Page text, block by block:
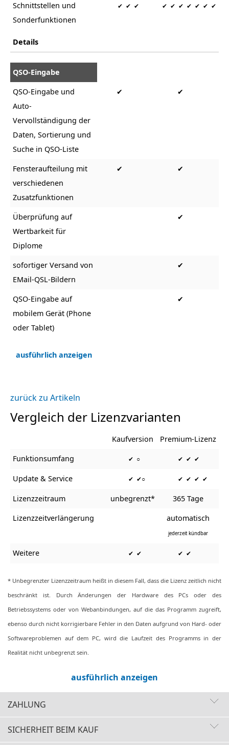
Schnittstellen und
Sonderfunktionen
✔ ✔ ✔ ✔ ✔ ✔ ✔ ✔ ✔ ✔
Details
QSO-Eingabe
QSO-Eingabe und
Auto-
Vervollständigung der
Daten, Sortierung und
Suche in QSO-Liste
✔ ✔
Fensteraufteilung mit
verschiedenen
Zusatzfunktionen
✔ ✔
Überprüfung auf
Wertbarkeit für
Diplome
✔
sofortiger Versand von
EMail-QSL-Bildern
✔
QSO-Eingabe auf
mobilem Gerät (Phone
oder Tablet)
✔
ausführlich anzeigen
zurück zu Artikeln
Vergleich der Lizenzvarianten
Kaufversion
Premium-Lizenz
Funktionsumfang
✔ ○ ✔ ✔ ✔
Update & Service ✔ ✔○ ✔ ✔ ✔ ✔
Lizenzzeitraum unbegrenzt*
365 Tage
Lizenzzeitverlängerung
automatisch
jederzeit kündbar
Weitere ✔ ✔ ✔ ✔
* Unbegrenzter Lizenzzeitraum heißt in diesem Fall, dass die Lizenz zeitlich nicht
beschränkt ist. Durch Änderungen der Hardware des PCs oder des
Betriebssystems oder von Webanbindungen, auf die das Programm zugreift,
ebenso durch nicht korrigierbare Fehler in den Daten aufgrund von Hard- oder
Softwareproblemen auf dem PC, wird die Laufzeit des Programms in der
Realität nicht unbegrenzt sein.
ausführlich anzeigen
ZAHLUNG
SICHERHEIT BEIM KAUF